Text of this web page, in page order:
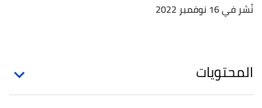
نُشر في 16 نوفمبر 2022
المحتويات